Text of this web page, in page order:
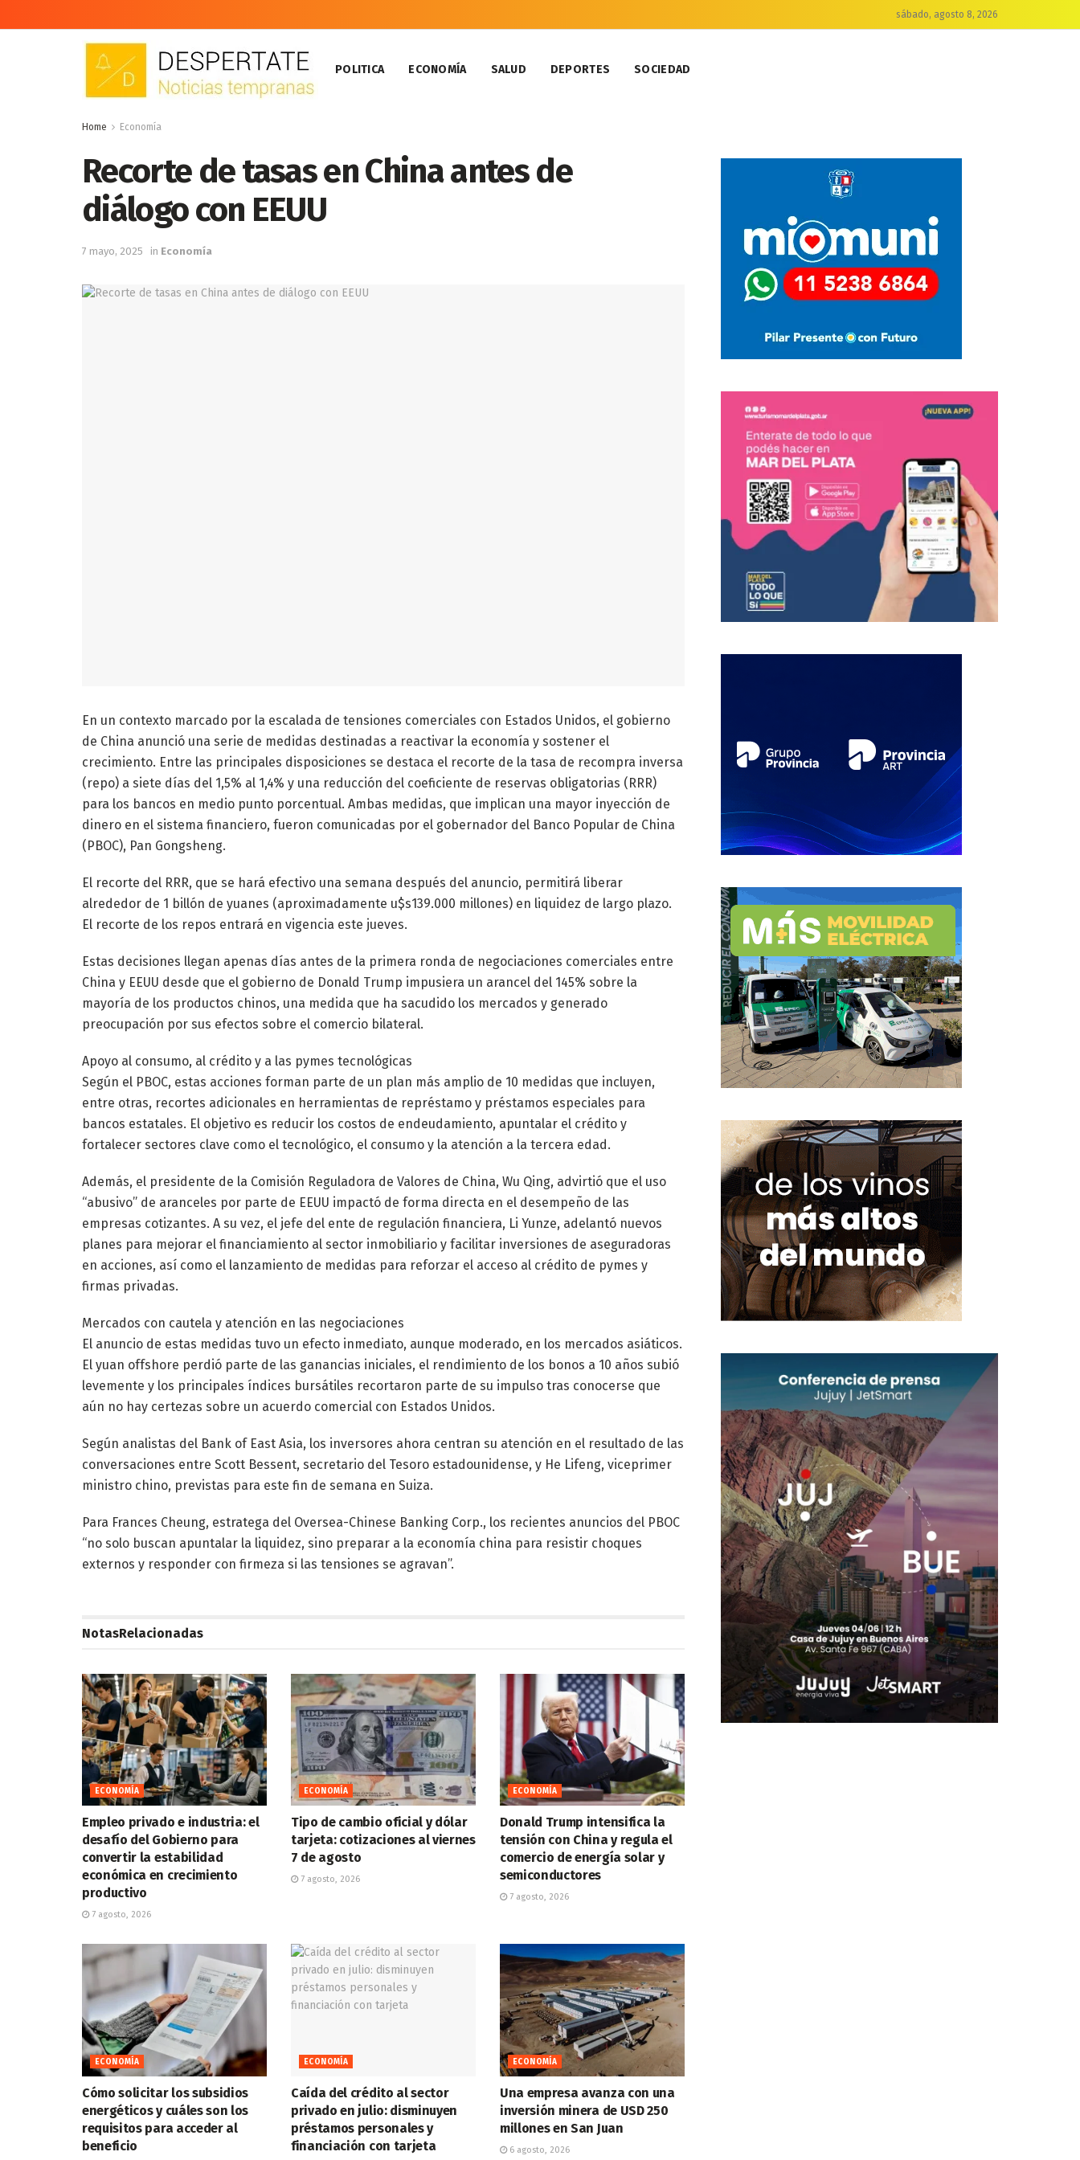
sábado, agosto 8, 2026
POLITICA ECONOMÍA SALUD DEPORTES SOCIEDAD
Home Economía
Recorte de tasas en China antes de
diálogo con EEUU
7 mayo, 2025 in Economía
En un contexto marcado por la escalada de tensiones comerciales con Estados Unidos, el gobierno
de China anunció una serie de medidas destinadas a reactivar la economía y sostener el
crecimiento. Entre las principales disposiciones se destaca el recorte de la tasa de recompra inversa
(repo) a siete días del 1,5% al 1,4% y una reducción del coeficiente de reservas obligatorias (RRR)
para los bancos en medio punto porcentual. Ambas medidas, que implican una mayor inyección de
dinero en el sistema financiero, fueron comunicadas por el gobernador del Banco Popular de China
(PBOC), Pan Gongsheng.
El recorte del RRR, que se hará efectivo una semana después del anuncio, permitirá liberar
alrededor de 1 billón de yuanes (aproximadamente u$s139.000 millones) en liquidez de largo plazo.
El recorte de los repos entrará en vigencia este jueves.
Estas decisiones llegan apenas días antes de la primera ronda de negociaciones comerciales entre
China y EEUU desde que el gobierno de Donald Trump impusiera un arancel del 145% sobre la
mayoría de los productos chinos, una medida que ha sacudido los mercados y generado
preocupación por sus efectos sobre el comercio bilateral.
Apoyo al consumo, al crédito y a las pymes tecnológicas
Según el PBOC, estas acciones forman parte de un plan más amplio de 10 medidas que incluyen,
entre otras, recortes adicionales en herramientas de représtamo y préstamos especiales para
bancos estatales. El objetivo es reducir los costos de endeudamiento, apuntalar el crédito y
fortalecer sectores clave como el tecnológico, el consumo y la atención a la tercera edad.
Además, el presidente de la Comisión Reguladora de Valores de China, Wu Qing, advirtió que el uso
“abusivo” de aranceles por parte de EEUU impactó de forma directa en el desempeño de las
empresas cotizantes. A su vez, el jefe del ente de regulación financiera, Li Yunze, adelantó nuevos
planes para mejorar el financiamiento al sector inmobiliario y facilitar inversiones de aseguradoras
en acciones, así como el lanzamiento de medidas para reforzar el acceso al crédito de pymes y
firmas privadas.
Mercados con cautela y atención en las negociaciones
El anuncio de estas medidas tuvo un efecto inmediato, aunque moderado, en los mercados asiáticos.
El yuan offshore perdió parte de las ganancias iniciales, el rendimiento de los bonos a 10 años subió
levemente y los principales índices bursátiles recortaron parte de su impulso tras conocerse que
aún no hay certezas sobre un acuerdo comercial con Estados Unidos.
Según analistas del Bank of East Asia, los inversores ahora centran su atención en el resultado de las
conversaciones entre Scott Bessent, secretario del Tesoro estadounidense, y He Lifeng, viceprimer
ministro chino, previstas para este fin de semana en Suiza.
Para Frances Cheung, estratega del Oversea-Chinese Banking Corp., los recientes anuncios del PBOC
“no solo buscan apuntalar la liquidez, sino preparar a la economía china para resistir choques
externos y responder con firmeza si las tensiones se agravan”.
NotasRelacionadas
ECONOMÍA
Empleo privado e industria: el
desafío del Gobierno para
convertir la estabilidad
económica en crecimiento
productivo
7 agosto, 2026
ECONOMÍA
Tipo de cambio oficial y dólar
tarjeta: cotizaciones al viernes
7 de agosto
7 agosto, 2026
ECONOMÍA
Donald Trump intensifica la
tensión con China y regula el
comercio de energía solar y
semiconductores
7 agosto, 2026
ECONOMÍA
Cómo solicitar los subsidios
energéticos y cuáles son los
requisitos para acceder al
beneficio
ECONOMÍA
Caída del crédito al sector
privado en julio: disminuyen
préstamos personales y
financiación con tarjeta
ECONOMÍA
Una empresa avanza con una
inversión minera de USD 250
millones en San Juan
6 agosto, 2026